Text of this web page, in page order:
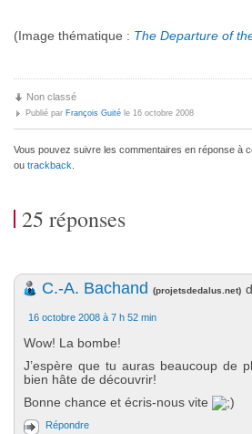
(Image thématique : The Departure of
Non classé
Publié par François Guité le 16 octobre 2008
Vous pouvez suivre les commentaires en réponse à
ou trackback
25 réponses
C.-A. Bachand (projetsdedalus.net)
16 octobre 2008 à 7 h 52 min
Wow! La bombe!
J’espère que tu auras beaucoup de
bien hâte de découvrir!
Bonne chance et écris-nous vite
Répondre